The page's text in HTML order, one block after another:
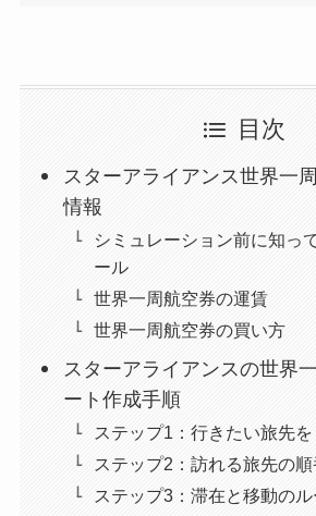
目次
スターアライアンス世界一
情報
シミュレーション前に知っ
ール
世界一周航空券の運賃
世界一周航空券の買い方
スターアライアンスの世界
ート作成手順
ステップ1：行きたい旅先
ステップ2：訪れる旅先の
ステップ3：滞在と移動の